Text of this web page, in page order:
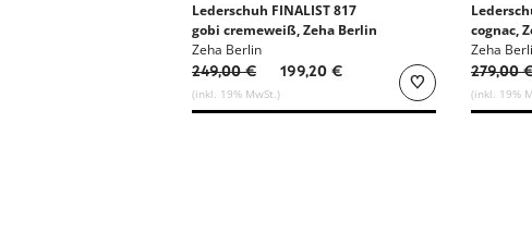
Lederschuh FINALIST 817
gobi cremeweiß, Zeha Berlin
-20%
Zeha Berlin
249,00 €
199,20 €
(inkl. 19% MwSt.)
cognac,
Zeha
279,00
(inkl. 19%